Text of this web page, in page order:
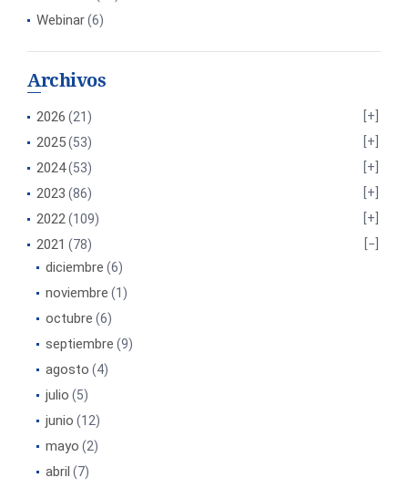
Webinar(6)
Archivos
2026 (21)
2025(53)
2024(53)
2023 (86)
2022(109)
2021 (78)
diciembre (6)
noviembre (1)
octubre (6)
septiembre (9)
agosto (4)
julio (5)
junio (12)
mayo (2)
abril (7)